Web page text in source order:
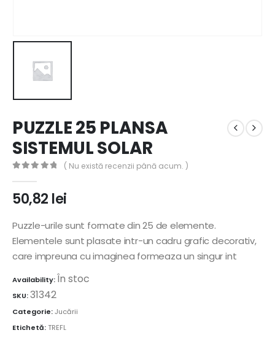
PUZZLE 25 PLANSA
SISTEMUL SOLAR
( Nu există recenzii până acum. )
50,82 lei
Puzzle-urile sunt formate din 25 de elemente.
Elementele sunt plasate intr-un cadru grafic decorativ,
care impreuna cu imaginea formeaza un singur int
Availability:În stoc
SKU:31342
Categorie:Jucării
Etichetă:TREFL